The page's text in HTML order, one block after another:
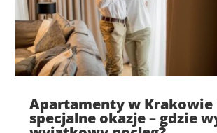
Apartamenty w Krakowie
specjalne okazje – gdzie